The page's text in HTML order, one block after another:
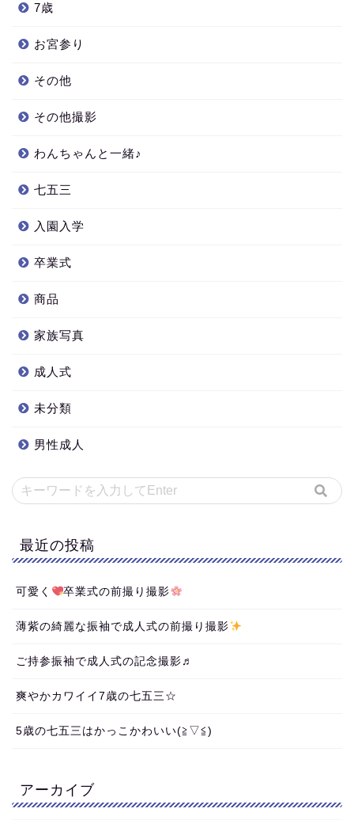
7歳
お宮参り
その他
その他撮影
わんちゃんと一緒♪
七五三
入園入学
卒業式
商品
家族写真
成人式
未分類
男性成人
最近の投稿
可愛く 卒業式の前撮り撮影
薄紫の綺麗な振袖で成人式の前撮り撮影
ご持参振袖で成人式の記念撮影♬
爽やかカワイイ7歳の七五三☆
5歳の七五三はかっこかわいい(≧▽≦)
アーカイブ